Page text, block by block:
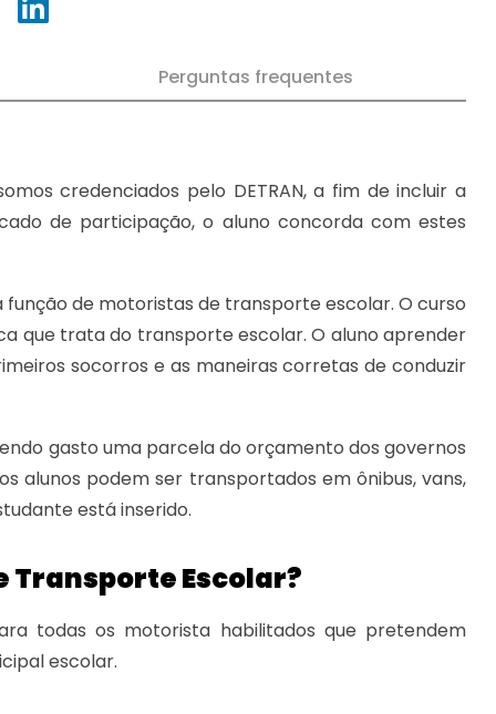
Perguntas frequentes
credenciados pelo DETRAN, a fim de incluir a
de participação, o aluno concorda com estes
de motoristas de transporte escolar. O curso
que trata do transporte escolar. O aluno aprender
socorros e as maneiras corretas de conduzir
gasto uma parcela do orçamento dos governos
alunos podem ser transportados em ônibus, vans,
está inserido.
Transporte Escolar?
todas os motorista habilitados que pretendem
escolar.